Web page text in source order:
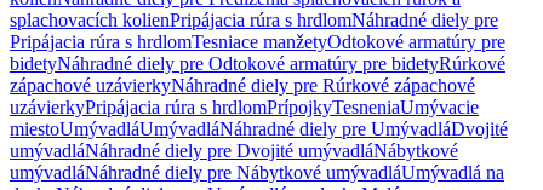
splachovacích kolienPripájacia rúra s hrdlomNáhradné diely pre
Pripájacia rúra s hrdlomTesniace manžetyOdtokové armatúry pre
bidetyNáhradné diely pre Odtokové armatúry pre bidetyRúrkové
zápachové uzávierkyNáhradné diely pre Rúrkové zápachové
uzávierkyPripájacia rúra s hrdlomPrípojkyTesneniaUmývacie
miestoUmývadláUmývadláNáhradné diely pre UmývadláDvojité
umývadláNáhradné diely pre Dvojité umývadláNábytkové
umývadláNáhradné diely pre Nábytkové umývadláUmývadlá na